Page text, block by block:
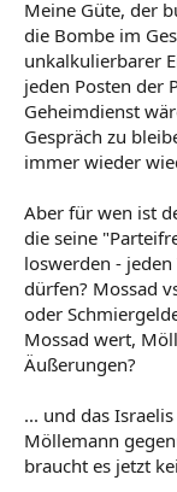
Meine Güte, der
die Bombe im
unkalkulierbarer
jeden Posten der
Geheimdienst
Gespräch zu
immer wieder
Aber für wen ist
die seine
loswerden -
dürfen? Mossad
oder
Mossad wert,
Äußerungen?
... und das
Möllemann
braucht es jetzt